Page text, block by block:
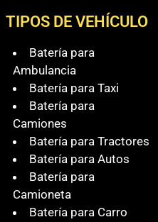
TIPOS DE VEHÍCULO
Batería para
Ambulancia
Batería para Taxi
Batería para
Camiones
Batería para Tractores
Batería para Autos
Batería para
Camioneta
Batería para Carro